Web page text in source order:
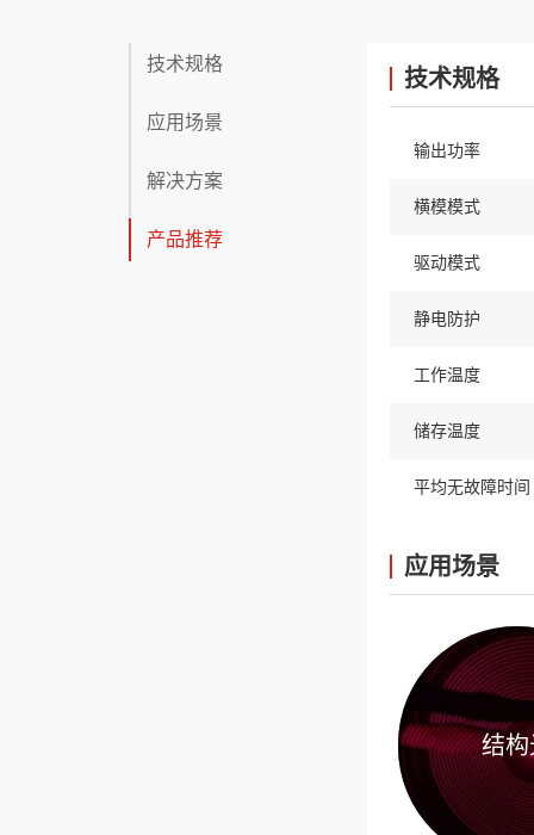
技术规格
应用场景
解决方案
产品推荐
技术规格
输出功率
横模模式
驱动模式
静电防护
工作温度
储存温度
平均无故障时间
应用场景
结构